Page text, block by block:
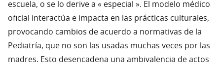
escuela, o se lo derive a « especial ». El modelo médico
oficial interactúa e impacta en las prácticas culturales,
provocando cambios de acuerdo a normativas de la
Pediatría, que no son las usadas muchas veces por las
madres. Esto desencadena una ambivalencia de actos